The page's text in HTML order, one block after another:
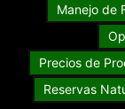
Manejo de
Precios de
Reservas